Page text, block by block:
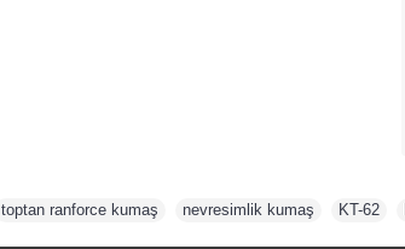
toptan ranforce kumaş nevresimlik kumaş KT-62